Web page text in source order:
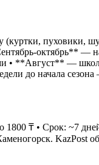
пуховики,
октябрь**
**Август** —
до начала
₸ • Срок: ~7
KazPost